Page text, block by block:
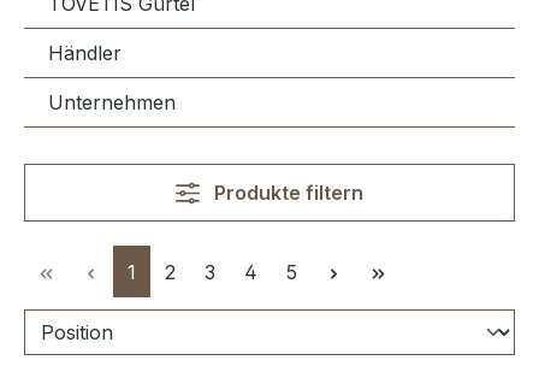
Händler
Unternehmen
Produkte filtern
Seite
1 Seite
2 Seite
3 Seite
4 Seite
5